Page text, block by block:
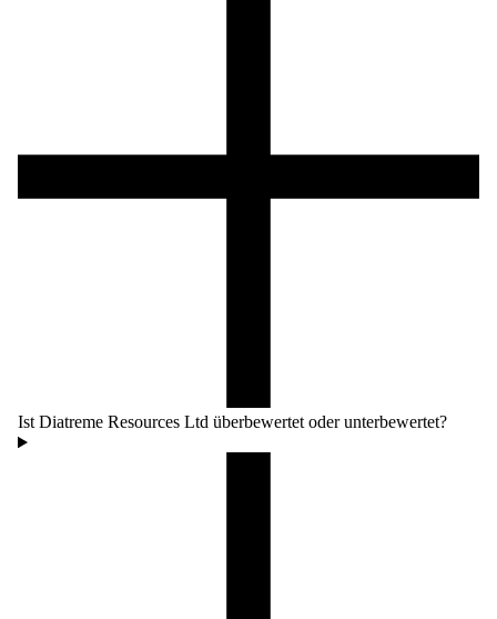
Ist Diatreme Resources Ltd überbewertet oder unterbewertet?